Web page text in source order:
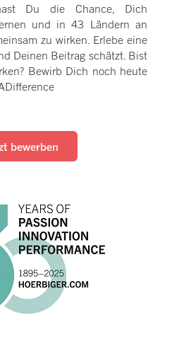
Du die Chance, Dich
und in 43 Ländern an
zu wirken. Erlebe eine
Deinen Beitrag schätzt. Bist
Bewirb Dich noch heute
bewerben